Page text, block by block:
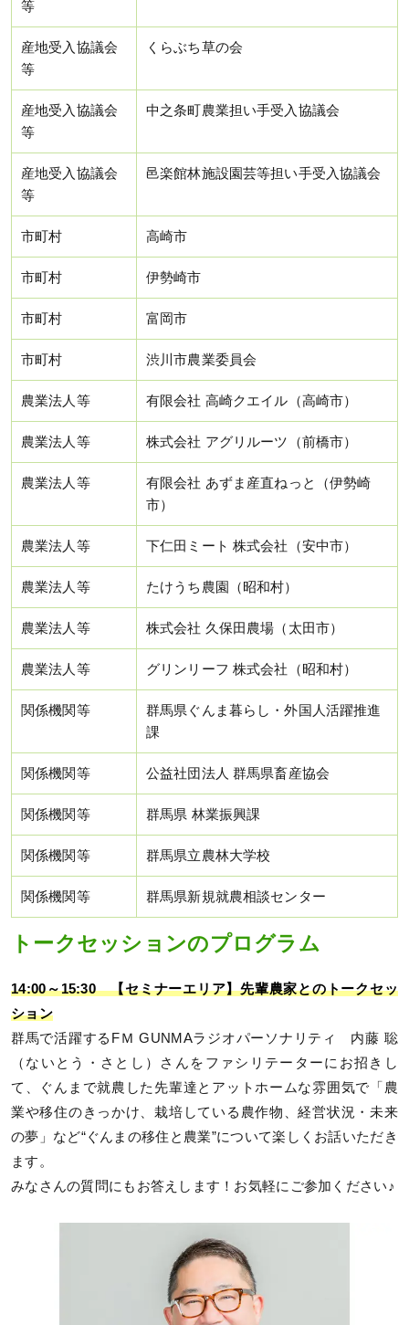
等
産地受入協議会
等
くらぶち草の会
産地受入協議会
等
中之条町農業担い手受入協議会
産地受入協議会
等
邑楽館林施設園芸等担い手受入協議会
市町村 高崎市
市町村 伊勢崎市
市町村 富岡市
市町村 渋川市農業委員会
農業法人等 有限会社 高崎クエイル（高崎市）
農業法人等 株式会社 アグリルーツ（前橋市）
農業法人等
有限会社 あずま産直ねっと（伊勢崎
市）
農業法人等 下仁田ミート 株式会社（安中市）
農業法人等 たけうち農園（昭和村）
農業法人等 株式会社 久保田農場（太田市）
農業法人等 グリンリーフ 株式会社（昭和村）
関係機関等
群馬県ぐんま暮らし・外国人活躍推進
課
関係機関等 公益社団法人 群馬県畜産協会
関係機関等 群馬県 林業振興課
関係機関等 群馬県立農林大学校
関係機関等 群馬県新規就農相談センター
トークセッションのプログラム
14:00～15:30 【セミナーエリア】先輩農家とのトークセッ
ション
群馬で活躍するFＭ GUNMAラジオパーソナリティ 内藤 聡
（ないとう・さとし）さんをファシリテーターにお招きし
て、ぐんまで就農した先輩達とアットホームな雰囲気で「農
業や移住のきっかけ、栽培している農作物、経営状況・未来
の夢」など“ぐんまの移住と農業”について楽しくお話いただき
ます。
みなさんの質問にもお答えします！お気軽にご参加ください♪